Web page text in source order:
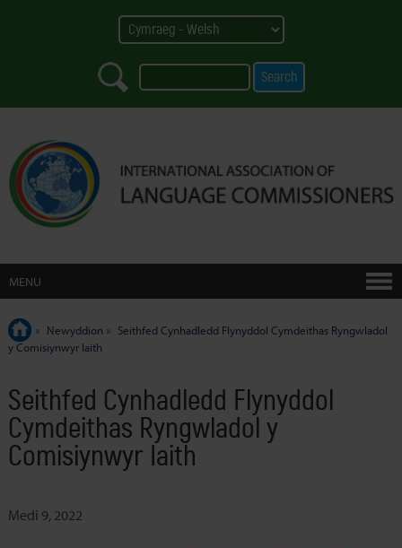
MENU
» Newyddion » Seithfed Cynhadledd Flynyddol Cymdeithas Ryngwladol
y Comisiynwyr Iaith
Seithfed Cynhadledd Flynyddol
Cymdeithas Ryngwladol y
Comisiynwyr Iaith
Medi 9, 2022